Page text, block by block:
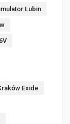
Lubin
Exide